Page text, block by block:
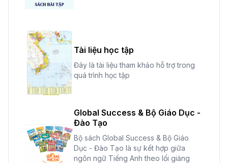
Tài liệu học tập
Đây là tài liệu tham khảo hỗ trợ trong
quá trình học tập
Global Success & Bộ Giáo Dục -
Đào Tạo
Bộ sách Global Success & Bộ Giáo
Dục - Đào Tạo là sự kết hợp giữa
ngôn ngữ Tiếng Anh theo lối giảng